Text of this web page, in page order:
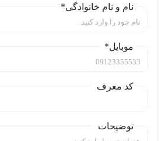
نام و نام خانوادگی*
موبایل*
کد معرف
توضیحات